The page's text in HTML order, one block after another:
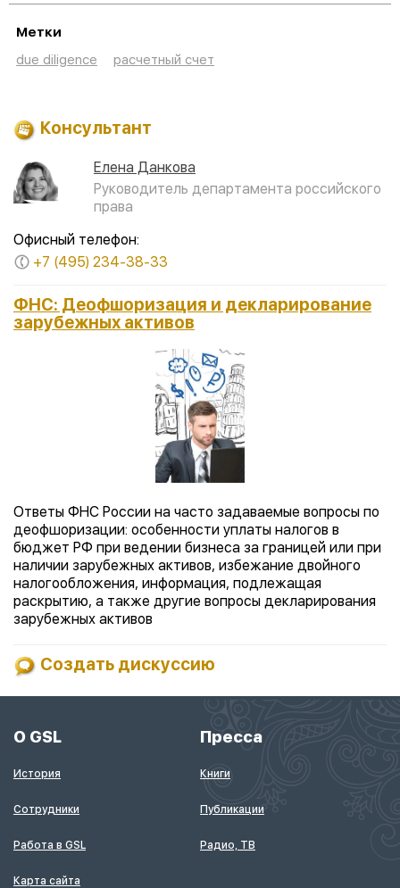
Метки
due diligence
расчетный счет
Консультант
Елена Данкова
Руководитель департамента российского
права
Офисный телефон:
+7 (495) 234-38-33
ФНС: Деофшоризация и декларирование
зарубежных активов
Ответы ФНС России на часто задаваемые вопросы по
деофшоризации: особенности уплаты налогов в
бюджет РФ при ведении бизнеса за границей или при
наличии зарубежных активов, избежание двойного
налогообложения, информация, подлежащая
раскрытию, а также другие вопросы декларирования
зарубежных активов
Создать дискуссию
О GSL
История
Сотрудники
Работа в GSL
Карта сайта
Пресса
Книги
Публикации
Радио, ТВ